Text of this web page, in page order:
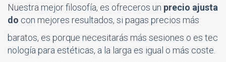
Nuestra mejor filosofía, es ofreceros un precio ajusta
do con mejores resultados, si pagas precios más
baratos, es porque necesitarás más sesiones o es tec
nología para estéticas, a la larga es igual o más coste.